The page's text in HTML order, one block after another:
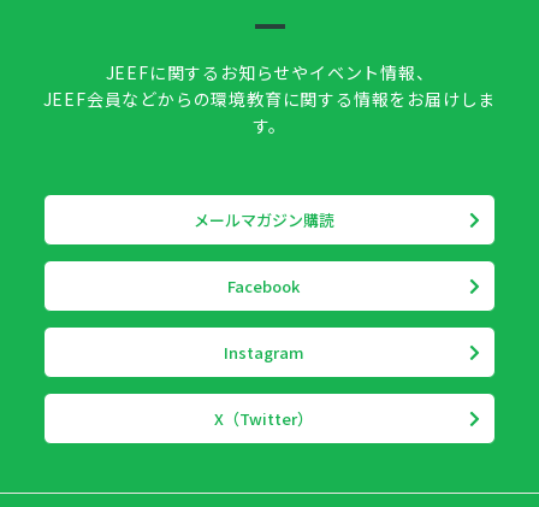
JEEFに関するお知らせやイベント情報、
JEEF会員などからの環境教育に関する情報をお届けしま
す。
メールマガジン購読
Facebook
Instagram
X（Twitter）